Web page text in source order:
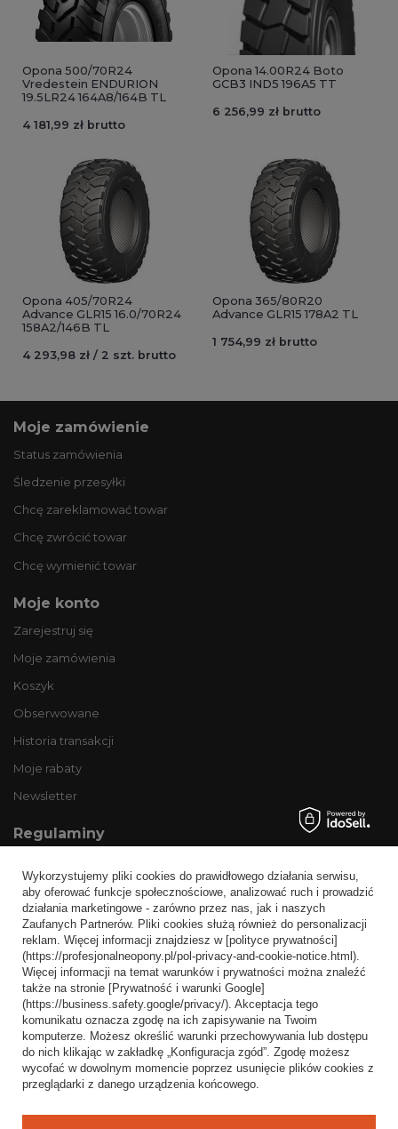
Opona 500/70R24
Vredestein ENDURION
19.5LR24 164A8/164B TL
4 181,99 zł brutto
Opona 14.00R24 Boto
GCB3 IND5 196A5 TT
6 256,99 zł brutto
Opona 405/70R24
Advance GLR15 16.0/70R24
158A2/146B TL
4 293,98 zł / 2 szt. brutto
Opona 365/80R20
Advance GLR15 178A2 TL
1 754,99 zł brutto
Moje zamówienie
Status zamówienia
Śledzenie przesyłki
Chcę zareklamować towar
Chcę zwrócić towar
Chcę wymienić towar
Moje konto
Zarejestruj się
Moje zamówienia
Koszyk
Obserwowane
Historia transakcji
Moje rabaty
Newsletter
Regulaminy
Wysyłka
Sposoby płatności i prowizje
Regulamin
Polityka prywatności
Odstąpienie od umowy
Popularne kategorie
Opony bezdętkowe
Opony dętkowe
Wykorzystujemy pliki cookies do prawidłowego działania serwisu,
aby oferować funkcje społecznościowe, analizować ruch i prowadzić
działania marketingowe - zarówno przez nas, jak i naszych
Zaufanych Partnerów. Pliki cookies służą również do personalizacji
reklam. Więcej informacji znajdziesz w [polityce prywatności]
(https://profesjonalneopony.pl/pol-privacy-and-cookie-notice.html).
Więcej informacji na temat warunków i prywatności można znaleźć
także na stronie [Prywatność i warunki Google]
(https://business.safety.google/privacy/). Akceptacja tego
komunikatu oznacza zgodę na ich zapisywanie na Twoim
komputerze. Możesz określić warunki przechowywania lub dostępu
do nich klikając w zakładkę „Konfiguracja zgód”. Zgodę możesz
wycofać w dowolnym momencie poprzez usunięcie plików cookies z
przeglądarki z danego urządzenia końcowego.